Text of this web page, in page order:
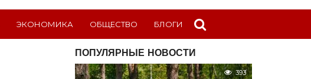
ЭКОНОМИКА ОБЩЕСТВО БЛОГИ
ПОПУЛЯРНЫЕ НОВОСТИ
393